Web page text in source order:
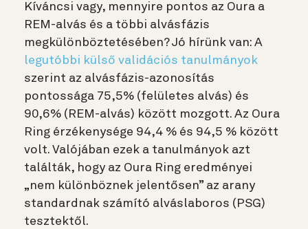
Kíváncsi vagy, mennyire pontos az Oura a
REM-alvás és a többi alvásfázis
megkülönböztetésében? Jó hírünk van: A
legutóbbi külső validációs tanulmányok
szerint az alvásfázis-azonosítás
pontossága 75,5% (felületes alvás) és
90,6% (REM-alvás) között mozgott. Az Oura
Ring érzékenysége 94,4 % és 94,5 % között
volt. Valójában ezek a tanulmányok azt
találták, hogy az Oura Ring eredményei
„nem különböznek jelentősen” az arany
standardnak számító alváslaboros (PSG)
tesztektől.